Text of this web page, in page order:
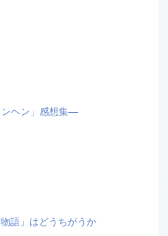
ヘン」感想集―
語」はどうちがうか